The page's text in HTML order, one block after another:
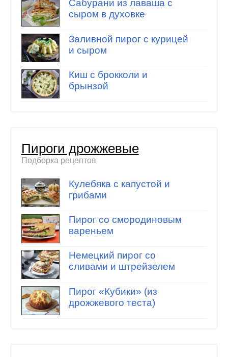
Сабурани из лаваша с
сыром в духовке
Заливной пирог с курицей
и сыром
Киш с брокколи и
брынзой
Пироги дрожжевые
Подборка рецептов
Кулебяка с капустой и
грибами
Пирог со смородиновым
вареньем
Немецкий пирог со
сливами и штрейзелем
Пирог «Кубики» (из
дрожжевого теста)